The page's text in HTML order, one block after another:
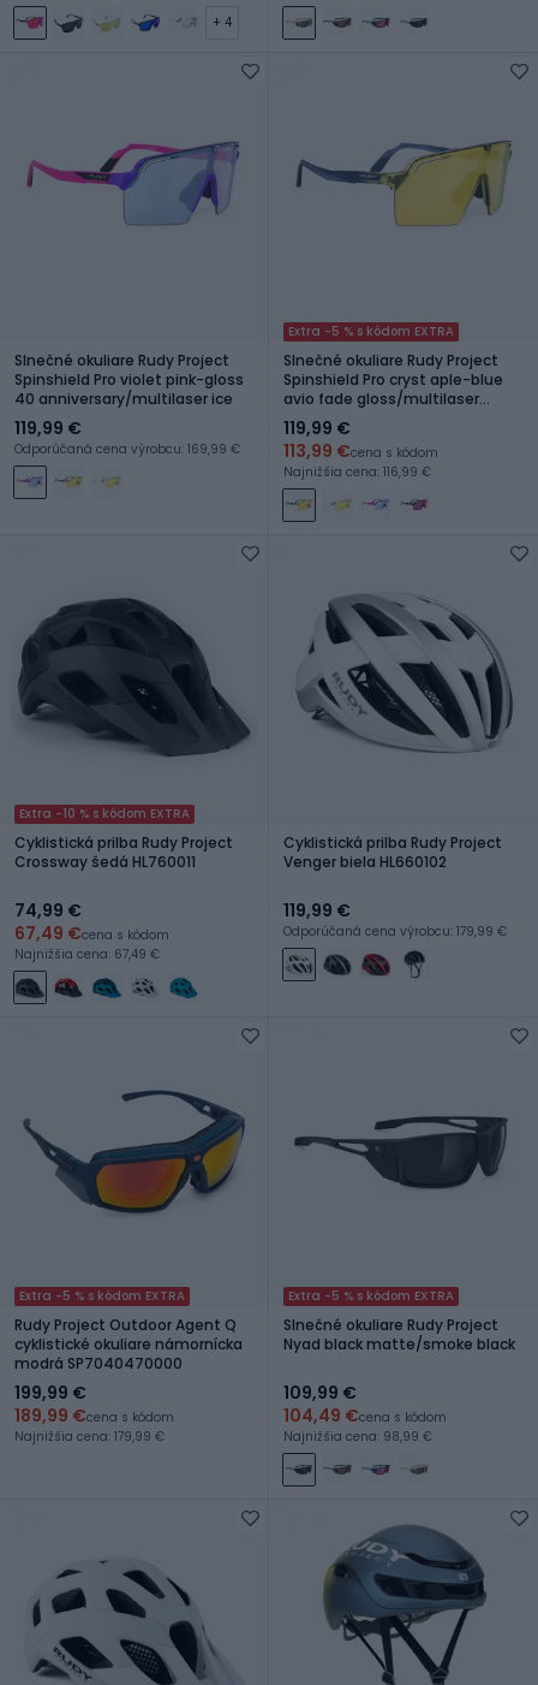
+ 4
Slnečné okuliare Rudy Project
Spinshield Pro violet pink-gloss
40 anniversary/multilaser ice
119,99 €
Odporúčaná cena výrobcu: 169,99 €
Extra -5 % s kódom EXTRA
Slnečné okuliare Rudy Project
Spinshield Pro cryst aple-blue
avio fade gloss/multilaser
yellow
119,99 €
113,99 €cena s kódom
Najnižšia cena: 116,99 €
Extra -10 % s kódom EXTRA
Cyklistická prilba Rudy Project
Crossway šedá HL760011
74,99 €
67,49 €cena s kódom
Najnižšia cena: 67,49 €
Cyklistická prilba Rudy Project
Venger biela HL660102
119,99 €
Odporúčaná cena výrobcu: 179,99 €
Extra -5 % s kódom EXTRA
Rudy Project Outdoor Agent Q
cyklistické okuliare námornícka
modrá SP7040470000
199,99 €
189,99 €cena s kódom
Najnižšia cena: 179,99 €
Extra -5 % s kódom EXTRA
Slnečné okuliare Rudy Project
Nyad black matte/smoke black
109,99 €
104,49 €cena s kódom
Najnižšia cena: 98,99 €